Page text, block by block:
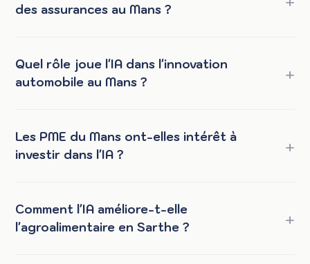
des assurances au Mans ?
Quel rôle joue l'IA dans l'innovation
automobile au Mans ?
Les PME du Mans ont-elles intérêt à
investir dans l'IA ?
Comment l'IA améliore-t-elle
l'agroalimentaire en Sarthe ?